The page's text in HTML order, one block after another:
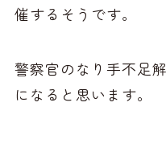
催するそうです。
警察官のなり手不足
になると思います。